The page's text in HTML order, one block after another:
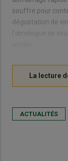
souffre pour
dégustation de
l’œnologue se
ACTUALITÉS